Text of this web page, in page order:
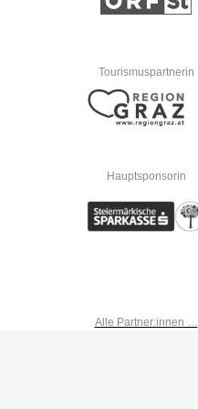
Tourismuspartnerin
Hauptsponsorin
Alle Partner:innen …